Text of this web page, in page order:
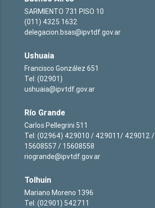
SARMIENTO 731 PISO 10
(011) 4325 1632
delegacion.bsas@ipvtdf.gov.ar
Ushuaia
Francisco González 651
Tel: (02901)
ushuaia@ipvtdf.gov.ar
Río Grande
Carlos Pellegrini 511
Tel: (02964) 429010 / 429011/ 429012 /
15608557 / 15608558
riogrande@ipvtdf.gov.ar
Tolhuin
Mariano Moreno 1396
Tel: (02901) 542711